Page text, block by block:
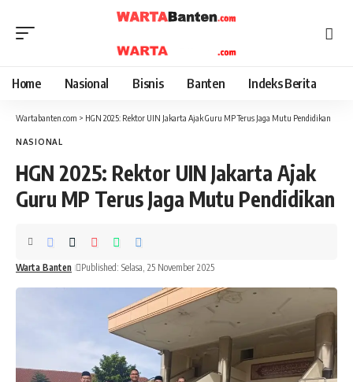
Home Nasional Bisnis Banten Indeks Berita
Wartabanten.com > HGN 2025: Rektor UIN Jakarta Ajak Guru MP Terus Jaga Mutu Pendidikan
NASIONAL
HGN 2025: Rektor UIN Jakarta Ajak
Guru MP Terus Jaga Mutu Pendidikan
Warta Banten Published: Selasa, 25 November 2025